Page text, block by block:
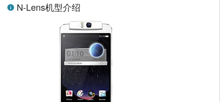
N-Lens机型介绍